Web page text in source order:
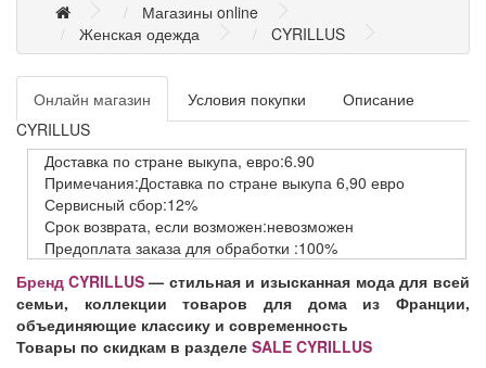
Магазины online
Женская одежда
CYRILLUS
Онлайн магазин Условия покупки
Описание
CYRILLUS
Доставка по стране выкупа, евро:6.90
Примечания:Доставка по стране выкупа 6,90 евро
Сервисный сбор:12%
Срок возврата, если возможен:невозможен
Предоплата заказа для обработки :100%
Бренд CYRILLUS — стильная и изысканная мода для всей
семьи, коллекции товаров для дома из Франции,
объединяющие классику и современность
Товары по скидкам в разделе SALE CYRILLUS